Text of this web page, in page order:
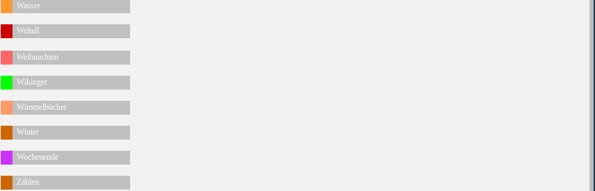
Wasser
Weltall
Weihnachten
Wikinger
Wimmelbücher
Winter
Wochenende
Zählen